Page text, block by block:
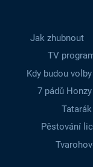
Jak zhubnout
TV
Kdy budou volby
7 pádů
Pěstování